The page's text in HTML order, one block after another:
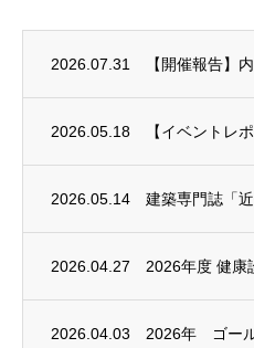
2026.07.31
2026.05.18
2026.05.14
2026.04.27 2026年度 健康
2026.04.03